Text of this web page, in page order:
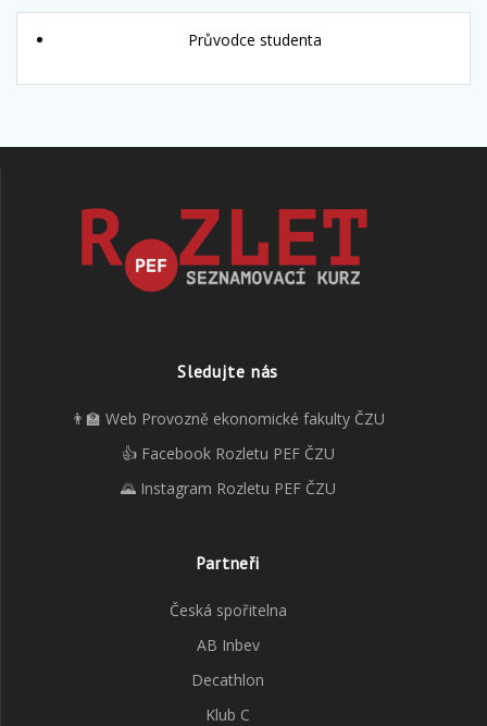
Průvodce studenta
Sledujte nás
👨‍🏫 Web Provozně ekonomické fakulty ČZU
👍 Facebook Rozletu PEF ČZU
🌄 Instagram Rozletu PEF ČZU
Partneři
Česká spořitelna
AB Inbev
Decathlon
Klub C